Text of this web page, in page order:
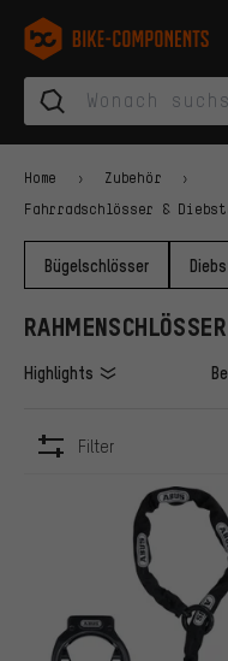
Zur Hauptnavigation
Zur Kategorienavigation
Zum Inhalt springen
Zu Marken und Newsletter
Zur Fußzeile springen
bike-components.de
Home Zubehör
Fahrradschlösser &
Bügelschlösser
RAHMENSCHLÖSSER
Highlights
Filter